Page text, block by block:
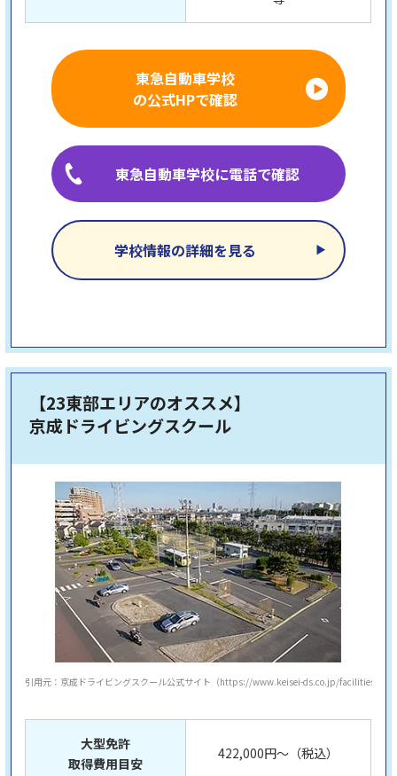
東急自動車学校
の公式HPで確認
東急自動車学校に電話で確認
学校情報の詳細を見る
【23東部エリアのオススメ】
京成ドライビングスクール
引用元：京成ドライビングスクール公式サイト（https://www.keisei-ds.co.jp/facilities/）
大型免許
取得費用目安
422,000円～（税込）